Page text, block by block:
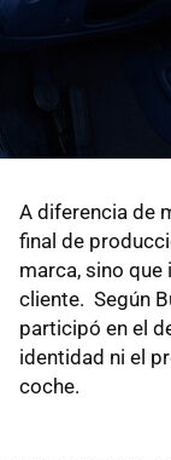
A diferencia de
final de
marca, sino
cliente. Según
participó en el
identidad ni el
coche.